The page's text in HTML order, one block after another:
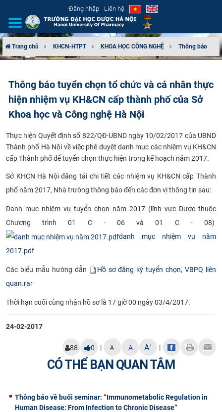
Đăng nhập Liên hệ
CƠ CẤU TỔ CHỨC
TUYỂN SINH
ĐÀO TẠO
ĐẢM BẢO CHẤT LƯỢNG
KHOA HỌC CÔNG NGHỆ
HTQT
CỰU NGƯỜI HỌC
Trang chủ KHCN-HTPT KHOA HỌC CÔNG NGHỆ Thông báo
Thông báo tuyển chọn tổ chức và cá nhân thực
hiện nhiệm vụ KH&CN cấp thành phố của Sở
Khoa học và Công nghệ Hà Nội
Thực hiện Quyết định số 822/QĐ-UBND ngày 10/02/2017 của UBND
Thành phố Hà Nội về việc phê duyệt danh mục các nhiệm vụ KH&CN
cấp Thành phố để tuyển chọn thực hiện trong kế hoạch năm 2017.
Sở KHCN Hà Nội đăng tải chi tiết các nhiệm vụ KH&CN cấp Thành
phố năm 2017, Nhà trường thông báo đến các đơn vị thông tin sau:
Danh mục nhiệm vụ tuyển chọn năm 2017 (lĩnh vực Dược thuộc
Chương trình 01 C - 06 và 01 C - 08)
danh mục nhiệm vụ năm
2017.pdf
Các biểu mẫu hướng dẫn
Hồ sơ đăng ký tuyển chọn, VBPQ liên
quan.rar
Thời hạn cuối cùng nhận hồ sơ là 17 giờ 00 ngày 03/4/2017.
24-02-2017
88 0 | A- A A+ |
CÓ THỂ BẠN QUAN TÂM
Thông báo về buổi seminar: “Immunometabolic Regulation in
Human Disease: From Infection to Chronic Disease”